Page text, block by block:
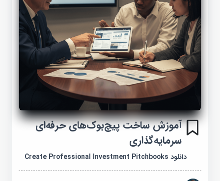
آموزش ساخت پیچ‌بوک‌های حرفه‌ای
سرمایه‌گذاری
دانلود Create Professional Investment Pitchbooks